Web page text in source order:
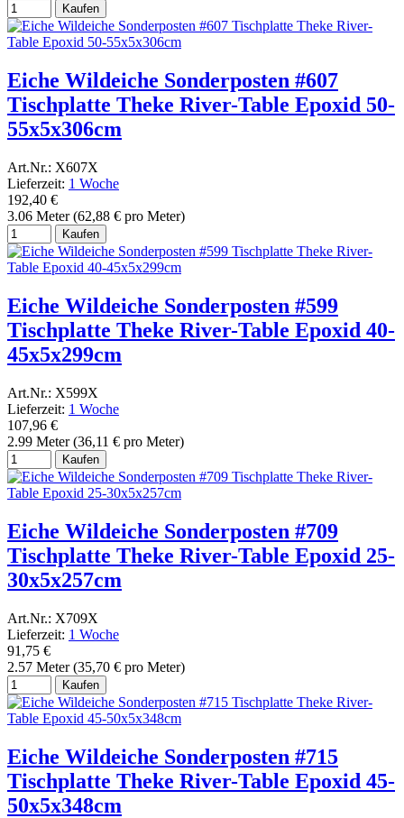
Kaufen
Eiche Wildeiche Sonderposten #607
Tischplatte Theke River-Table Epoxid 50-
55x5x306cm
Art.Nr.: X607X
Lieferzeit: 1 Woche
192,40 €
3.06 Meter (62,88 € pro Meter)
Kaufen
Eiche Wildeiche Sonderposten #599
Tischplatte Theke River-Table Epoxid 40-
45x5x299cm
Art.Nr.: X599X
Lieferzeit: 1 Woche
107,96 €
2.99 Meter (36,11 € pro Meter)
Kaufen
Eiche Wildeiche Sonderposten #709
Tischplatte Theke River-Table Epoxid 25-
30x5x257cm
Art.Nr.: X709X
Lieferzeit: 1 Woche
91,75 €
2.57 Meter (35,70 € pro Meter)
Kaufen
Eiche Wildeiche Sonderposten #715
Tischplatte Theke River-Table Epoxid 45-
50x5x348cm